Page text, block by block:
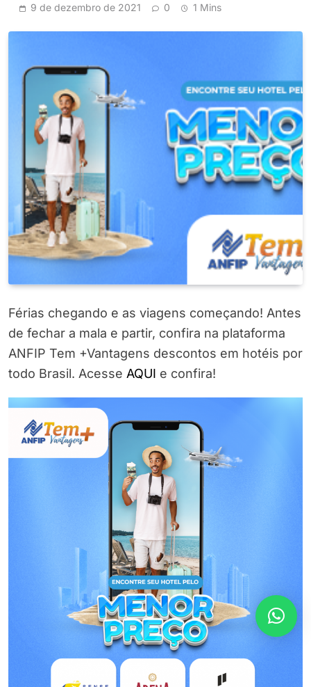
9 de dezembro de 2021 0 1 Mins
Férias chegando e as viagens começando! Antes
de fechar a mala e partir, confira na plataforma
ANFIP Tem +Vantagens descontos em hotéis por
todo Brasil. Acesse AQUI e confira!